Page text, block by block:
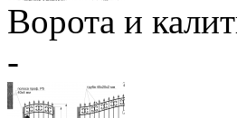
Ворота и
-